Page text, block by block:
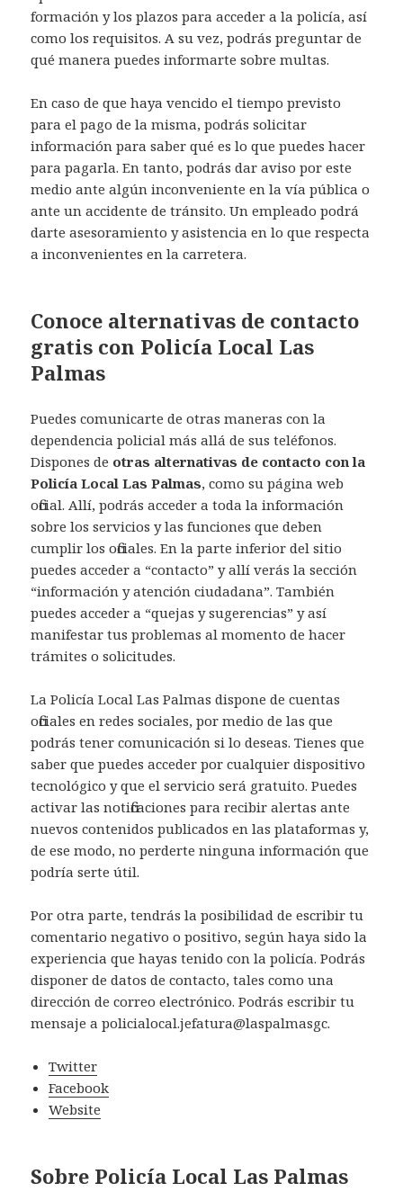
formación y los plazos para acceder a la policía, así
como los requisitos. A su vez, podrás preguntar de
qué manera puedes informarte sobre multas.
En caso de que haya vencido el tiempo previsto
para el pago de la misma, podrás solicitar
información para saber qué es lo que puedes hacer
para pagarla. En tanto, podrás dar aviso por este
medio ante algún inconveniente en la vía pública o
ante un accidente de tránsito. Un empleado podrá
darte asesoramiento y asistencia en lo que respecta
a inconvenientes en la carretera.
Conoce alternativas de contacto
gratis con Policía Local Las
Palmas
Puedes comunicarte de otras maneras con la
dependencia policial más allá de sus teléfonos.
Dispones de otras alternativas de contacto con la
Policía Local Las Palmas, como su página web
oficial. Allí, podrás acceder a toda la información
sobre los servicios y las funciones que deben
cumplir los oficiales. En la parte inferior del sitio
puedes acceder a “contacto” y allí verás la sección
“información y atención ciudadana”. También
puedes acceder a “quejas y sugerencias” y así
manifestar tus problemas al momento de hacer
trámites o solicitudes.
La Policía Local Las Palmas dispone de cuentas
oficiales en redes sociales, por medio de las que
podrás tener comunicación si lo deseas. Tienes que
saber que puedes acceder por cualquier dispositivo
tecnológico y que el servicio será gratuito. Puedes
activar las notificaciones para recibir alertas ante
nuevos contenidos publicados en las plataformas y,
de ese modo, no perderte ninguna información que
podría serte útil.
Por otra parte, tendrás la posibilidad de escribir tu
comentario negativo o positivo, según haya sido la
experiencia que hayas tenido con la policía. Podrás
disponer de datos de contacto, tales como una
dirección de correo electrónico. Podrás escribir tu
mensaje a policialocal.jefatura@laspalmasgc.
Twitter
Facebook
Website
Sobre Policía Local Las Palmas